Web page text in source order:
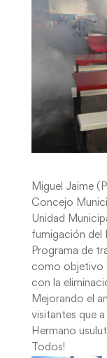
Miguel Jaime
Concejo
Unidad
fumigación del
Programa de
como objetivo
con la
Mejorando el
visitantes que
Hermano
Todos!